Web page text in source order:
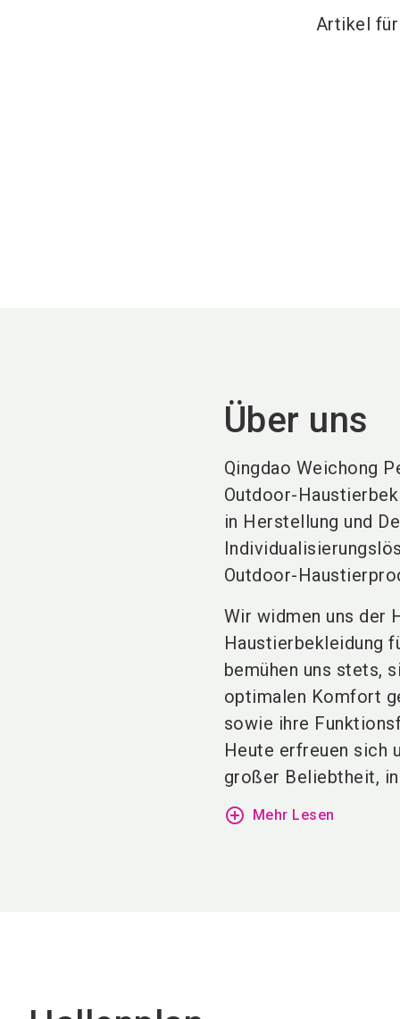
Artikel für
Über uns
Qingdao Weichong
Outdoor-
in Herstellung und
Outdoor-
Wir widmen uns der
Haustierbekleidung
bemühen uns stets,
optimalen Komfort
sowie ihre
Heute erfreuen sich
großer Beliebtheit,
add_circle_outline Mehr Lesen